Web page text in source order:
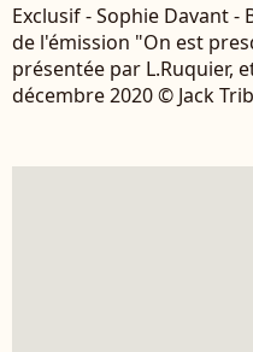
Exclusif - Sophie Davant
de l'émission "On est
présentée par L.Ruquier,
décembre 2020 © Jack